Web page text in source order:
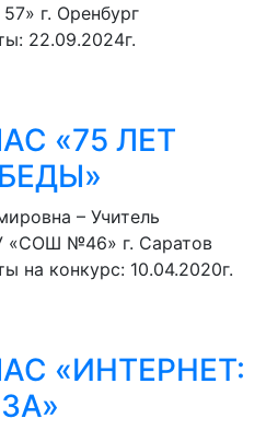
г. Оренбург
22.09.2024г.
«75 ЛЕТ
– Учитель
«СОШ №46» г. Саратов
на конкурс: 10.04.2020г.
«ИНТЕРНЕТ: